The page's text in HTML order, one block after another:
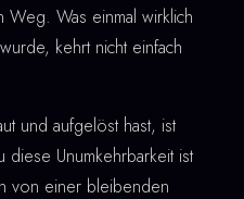
Was einmal wirklich
kehrt nicht einfach
und aufgelöst hast, ist
Unumkehrbarkeit ist
von einer bleibenden